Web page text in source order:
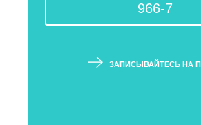
966-7
ЗАПИСЫВАЙТЕСЬ НА